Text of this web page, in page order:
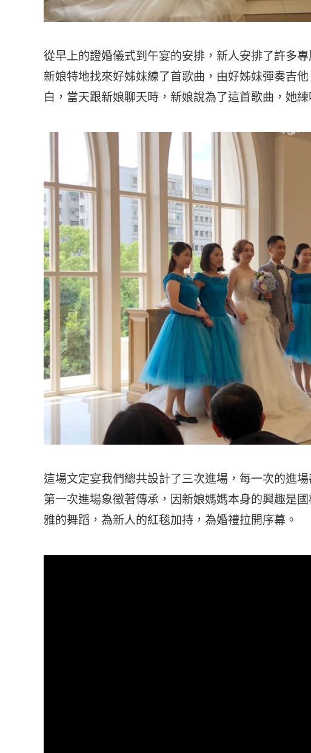
從早上的證婚儀式到午宴的安排，新人安排了許多
新娘特地找來好姊妹練了首歌曲，由好姊妹彈奏吉
白，當天跟新娘聊天時，新娘說為了這首歌曲，她
這場文定宴我們總共設計了三次進場，每一次的進場
第一次進場象徵著傳承，因新娘媽媽本身的興趣是
雅的舞蹈，為新人的紅毯加持，為婚禮拉開序幕。